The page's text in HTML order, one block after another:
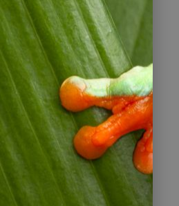
Reise nach Ihren
an.
5